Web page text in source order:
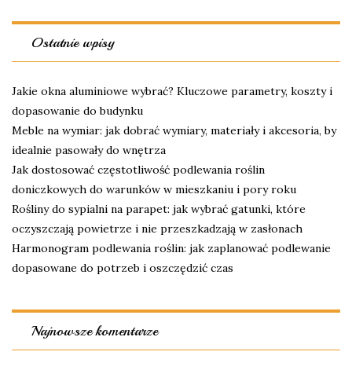
Ostatnie wpisy
Jakie okna aluminiowe wybrać? Kluczowe parametry, koszty i
dopasowanie do budynku
Meble na wymiar: jak dobrać wymiary, materiały i akcesoria, by
idealnie pasowały do wnętrza
Jak dostosować częstotliwość podlewania roślin
doniczkowych do warunków w mieszkaniu i pory roku
Rośliny do sypialni na parapet: jak wybrać gatunki, które
oczyszczają powietrze i nie przeszkadzają w zasłonach
Harmonogram podlewania roślin: jak zaplanować podlewanie
dopasowane do potrzeb i oszczędzić czas
Najnowsze komentarze